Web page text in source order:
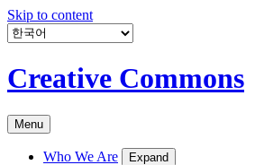
Skip to content
Creative Commons
Menu
Who We Are Expand